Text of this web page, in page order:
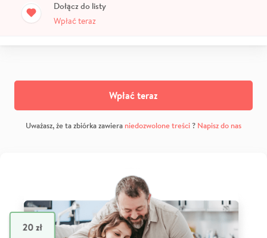
Dołącz do listy
Wpłać teraz
Wpłać teraz
Uważasz, że ta zbiórka zawiera niedozwolone treści? Napisz do nas